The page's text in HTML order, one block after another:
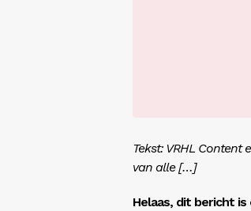
Tekst: VRHL Content
van alle […]
Helaas, dit bericht